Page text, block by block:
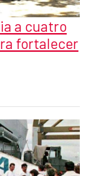
a cuatro
fortalecer